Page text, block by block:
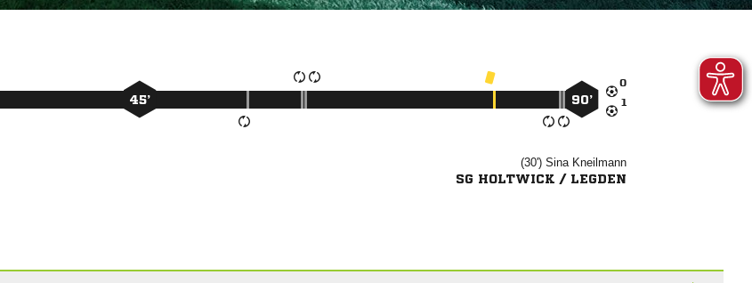


45’ 90’
(30') 
SG HOLTWICK / LEGDEN